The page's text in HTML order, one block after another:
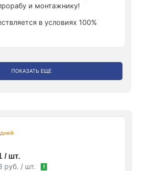
и монтажнику!
в условиях 100%
ПОКАЗАТЬ ЕЩЕ
/ шт.
руб. / шт. !